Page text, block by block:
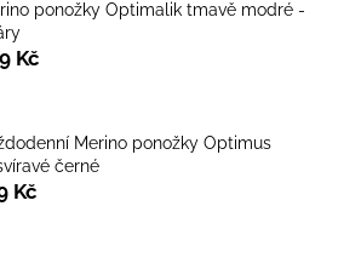
ponožky Optimalik tmavě modré -
Kč
Merino ponožky Optimus
černé
Kč